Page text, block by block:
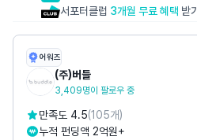
서포터클럽 3개월 무료 혜택 받기
어워즈
(주)버들
3,409명이 팔로우 중
만족도 4.5(105개)
누적 펀딩액 2억원+